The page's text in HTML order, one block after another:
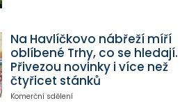
Na Havlíčkovo nábřeží míří
oblíbené Trhy, co se hledají.
Přivezou novinky i více než
čtyřicet stánků
Komerční sdělení